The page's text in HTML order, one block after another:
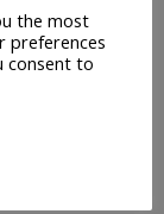
meydana
the most
preferences
consent to